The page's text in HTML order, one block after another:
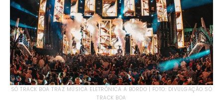
SÓ TRACK BOA TRAZ MÚSICA ELETRÔNICA A BORDO | FOTO: DIVULGAÇÃO SÓ
TRACK BOA